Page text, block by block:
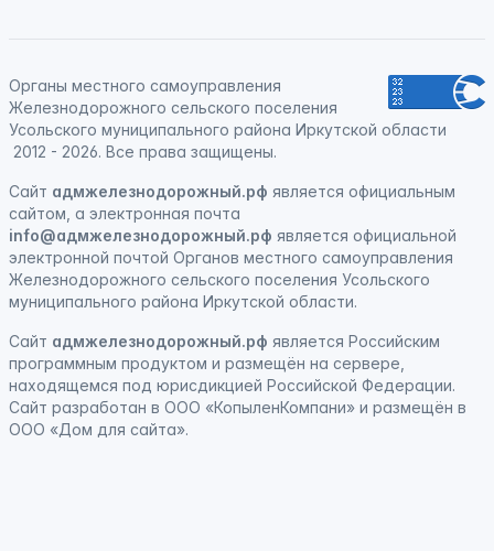
Органы местного самоуправления
Железнодорожного сельского поселения
Усольского муниципального района Иркутской области
2012 - 2026. Все права защищены.
Сайт адмжелезнодорожный.рф является официальным
сайтом, а электронная почта
info@адмжелезнодорожный.рф является официальной
электронной почтой Органов местного самоуправления
Железнодорожного сельского поселения Усольского
муниципального района Иркутской области.
Сайт адмжелезнодорожный.рф является Российским
программным продуктом и размещён на сервере,
находящемся под юрисдикцией Российской Федерации.
Сайт разработан в ООО «КопыленКомпани» и размещён в
ООО «Дом для сайта».